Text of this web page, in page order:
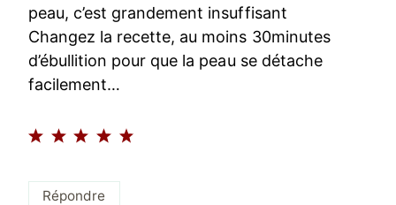
peau, c’est grandement insuffisant
Changez la recette, au moins 30minutes
d’ébullition pour que la peau se détache
facilement…
Répondre